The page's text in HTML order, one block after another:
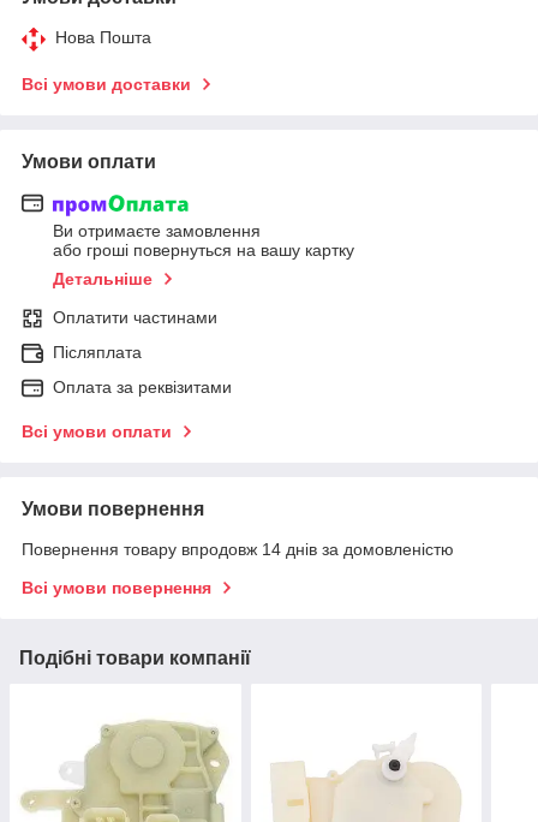
Нова Пошта
Всі умови доставки
Умови оплати
Ви отримаєте замовлення
або гроші повернуться на вашу картку
Детальніше
Оплатити частинами
Післяплата
Оплата за реквізитами
Всі умови оплати
Умови повернення
Повернення товару впродовж 14 днів за домовленістю
Всі умови повернення
Подібні товари компанії